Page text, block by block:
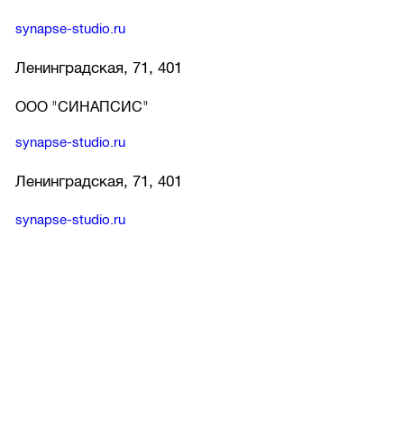
synapse-studio.ru
Ленинградская, 71, 401
ООО "СИНАПСИС"
synapse-studio.ru
Ленинградская, 71, 401
synapse-studio.ru